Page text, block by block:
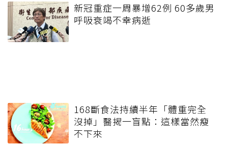
新冠重症一周暴增62例 60多歲男
呼吸衰竭不幸病逝
168斷食法持續半年「體重完全
沒掉」醫揭一盲點：這樣當然瘦
不下來